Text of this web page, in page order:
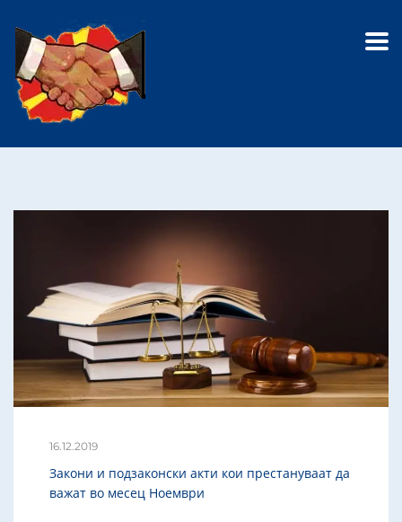
16.12.2019
Закони и подзаконски акти кои престануваат да
важат во месец Ноември